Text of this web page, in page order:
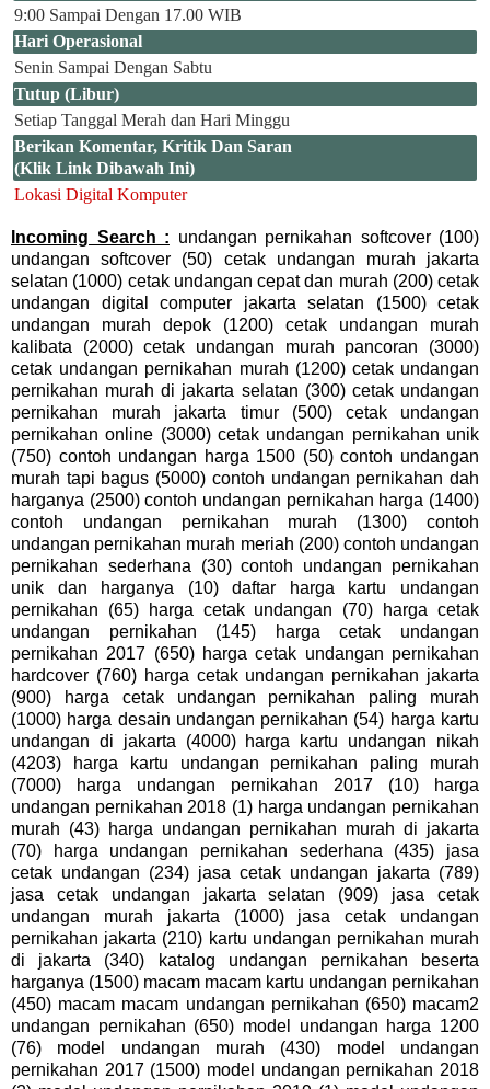
9:00 Sampai Dengan 17.00 WIB
Hari Operasional
Senin Sampai Dengan Sabtu
Tutup (Libur)
Setiap Tanggal Merah dan Hari Minggu
Berikan Komentar, Kritik Dan Saran
(Klik Link Dibawah Ini)
Lokasi Digital Komputer
Incoming Search : undangan pernikahan softcover (100)
undangan softcover (50) cetak undangan murah jakarta
selatan (1000) cetak undangan cepat dan murah (200) cetak
undangan digital computer jakarta selatan (1500) cetak
undangan murah depok (1200) cetak undangan murah
kalibata (2000) cetak undangan murah pancoran (3000)
cetak undangan pernikahan murah (1200) cetak undangan
pernikahan murah di jakarta selatan (300) cetak undangan
pernikahan murah jakarta timur (500) cetak undangan
pernikahan online (3000) cetak undangan pernikahan unik
(750) contoh undangan harga 1500 (50) contoh undangan
murah tapi bagus (5000) contoh undangan pernikahan dah
harganya (2500) contoh undangan pernikahan harga (1400)
contoh undangan pernikahan murah (1300) contoh
undangan pernikahan murah meriah (200) contoh undangan
pernikahan sederhana (30) contoh undangan pernikahan
unik dan harganya (10) daftar harga kartu undangan
pernikahan (65) harga cetak undangan (70) harga cetak
undangan pernikahan (145) harga cetak undangan
pernikahan 2017 (650) harga cetak undangan pernikahan
hardcover (760) harga cetak undangan pernikahan jakarta
(900) harga cetak undangan pernikahan paling murah
(1000) harga desain undangan pernikahan (54) harga kartu
undangan di jakarta (4000) harga kartu undangan nikah
(4203) harga kartu undangan pernikahan paling murah
(7000) harga undangan pernikahan 2017 (10) harga
undangan pernikahan 2018 (1) harga undangan pernikahan
murah (43) harga undangan pernikahan murah di jakarta
(70) harga undangan pernikahan sederhana (435) jasa
cetak undangan (234) jasa cetak undangan jakarta (789)
jasa cetak undangan jakarta selatan (909) jasa cetak
undangan murah jakarta (1000) jasa cetak undangan
pernikahan jakarta (210) kartu undangan pernikahan murah
di jakarta (340) katalog undangan pernikahan beserta
harganya (1500) macam macam kartu undangan pernikahan
(450) macam macam undangan pernikahan (650) macam2
undangan pernikahan (650) model undangan harga 1200
(76) model undangan murah (430) model undangan
pernikahan 2017 (1500) model undangan pernikahan 2018